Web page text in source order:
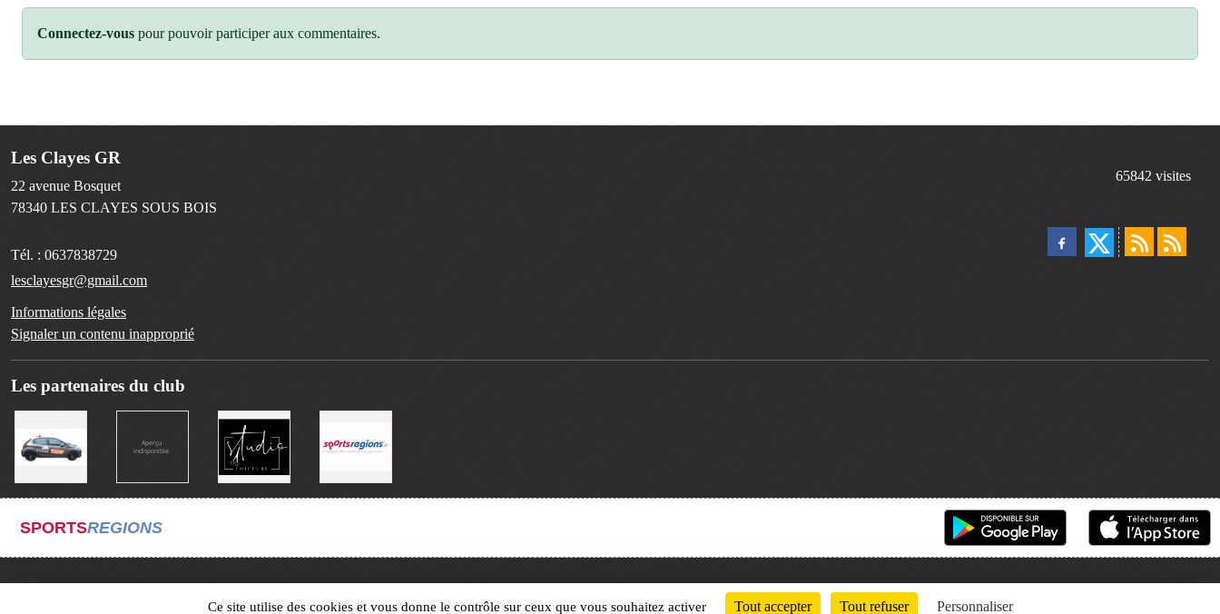
Connectez-vous pour pouvoir participer aux commentaires.
Les Clayes GR
22 avenue Bosquet
78340 LES CLAYES SOUS BOIS
Tél. : 0637838729
lesclayesgr@gmail.com
Informations légales
Signaler un contenu inapproprié
65842 visites
Les partenaires du club
SPORTSREGIONS
Ce site utilise des cookies et vous donne le contrôle sur ceux que vous souhaitez activer Tout accepter Tout refuser Personnaliser